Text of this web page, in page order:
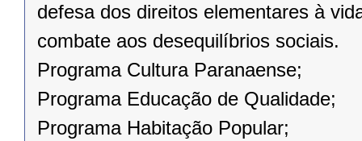
defesa dos direitos elementares à
combate aos desequilíbrios sociais.
Programa Cultura Paranaense;
Programa Educação de Qualidade;
Programa Habitação Popular;